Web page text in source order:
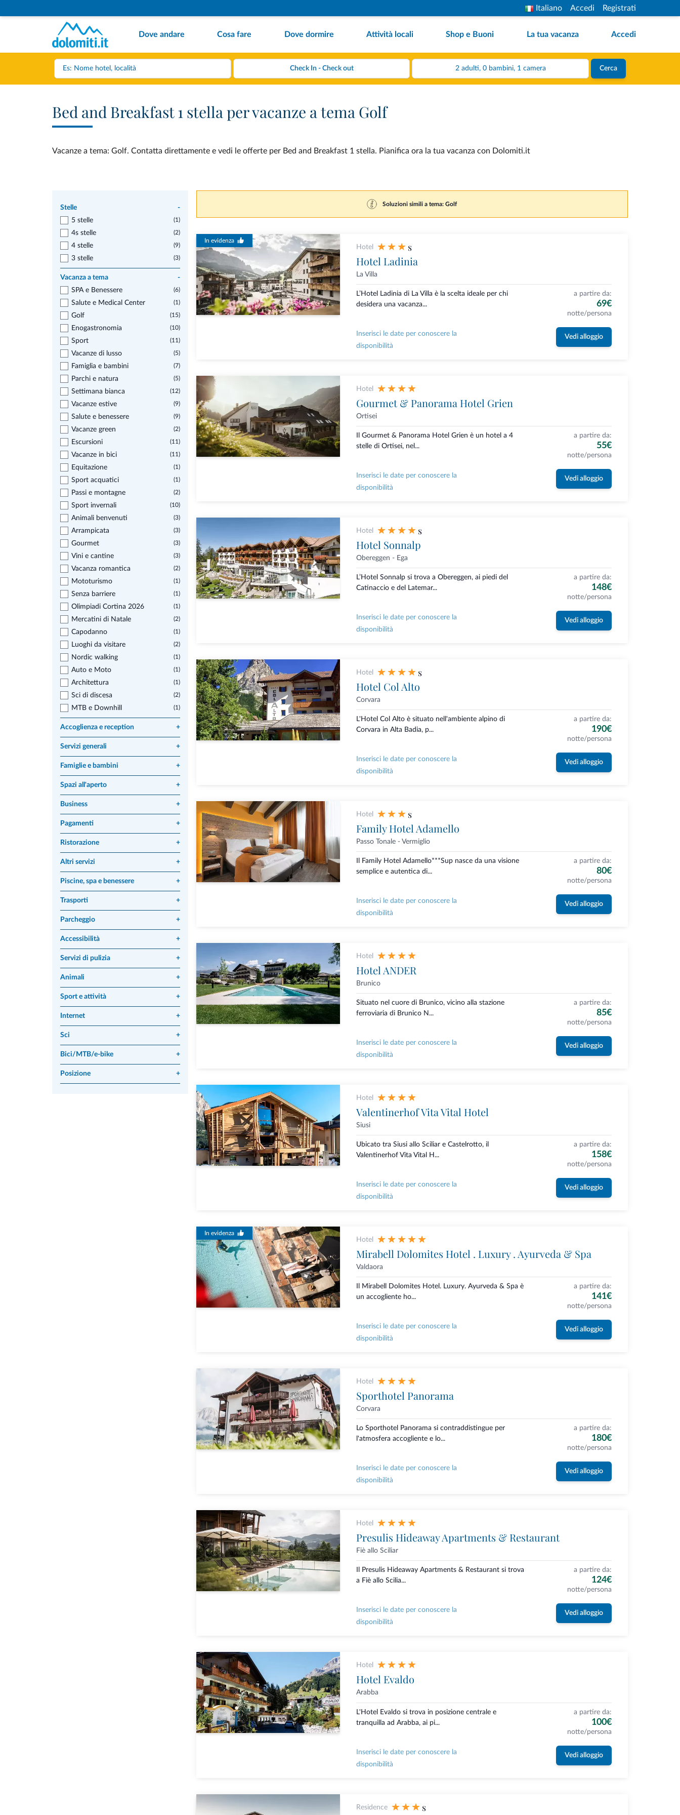
Italiano Accedi Registrati
Dove andare Cosa fare Dove dormire Attività locali Shop e Buoni La tua vacanza Accedi
2 adulti, 0 bambini, 1 camera Cerca
Bed and Breakfast 1 stella per vacanze a tema Golf
Vacanze a tema: Golf. Contatta direttamente e vedi le offerte per Bed and Breakfast 1 stella. Pianifica ora la tua vacanza con Dolomiti.it
Stelle
-
5 stelle
(1)
4s stelle (2)
4 stelle (9)
3 stelle (3)
Vacanza a tema
-
SPA e Benessere
(6)
Salute e Medical Center (1)
Golf (15)
Enogastronomia (10)
Sport (11)
Vacanze di lusso (5)
Famiglia e bambini (7)
Parchi e natura (5)
Settimana bianca (12)
Vacanze estive (9)
Salute e benessere (9)
Vacanze green (2)
Escursioni (11)
Vacanze in bici (11)
Equitazione (1)
Sport acquatici (1)
Passi e montagne (2)
Sport invernali (10)
Animali benvenuti (3)
Arrampicata (3)
Gourmet (3)
Vini e cantine (3)
Vacanza romantica (2)
Mototurismo (1)
Senza barriere (1)
Olimpiadi Cortina 2026 (1)
Mercatini di Natale (2)
Capodanno (1)
Luoghi da visitare (2)
Nordic walking (1)
Auto e Moto (1)
Architettura (1)
Sci di discesa (2)
MTB e Downhill (1)
Accoglienza e reception +
Servizi generali +
Famiglie e bambini +
Spazi all'aperto +
Business +
Pagamenti +
Ristorazione +
Altri servizi +
Piscine, spa e benessere +
Trasporti +
Parcheggio +
Accessibilità +
Servizi di pulizia +
Animali +
Sport e attività +
Internet +
Sci +
Bici/MTB/e-bike +
Posizione +
Soluzioni simili a tema: Golf
In evidenza
Hotel s
Hotel Ladinia
La Villa
L’Hotel Ladinia di La Villa è la scelta ideale per chi
desidera una vacanza...
a partire da:
69€
notte/persona
Inserisci le date per conoscere la
disponibilità
Vedi alloggio
Hotel
Gourmet & Panorama Hotel Grien
Ortisei
Il Gourmet & Panorama Hotel Grien è un hotel a 4
stelle di Ortisei, nel...
a partire da:
55€
notte/persona
Inserisci le date per conoscere la
disponibilità
Vedi alloggio
Hotel s
Hotel Sonnalp
Obereggen - Ega
L’Hotel Sonnalp si trova a Obereggen, ai piedi del
Catinaccio e del Latemar...
a partire da:
148€
notte/persona
Inserisci le date per conoscere la
disponibilità
Vedi alloggio
Hotel s
Hotel Col Alto
Corvara
L'Hotel Col Alto è situato nell'ambiente alpino di
Corvara in Alta Badia, p...
a partire da:
190€
notte/persona
Inserisci le date per conoscere la
disponibilità
Vedi alloggio
Hotel s
Family Hotel Adamello
Passo Tonale - Vermiglio
Il Family Hotel Adamello***Sup nasce da una visione
semplice e autentica di...
a partire da:
80€
notte/persona
Inserisci le date per conoscere la
disponibilità
Vedi alloggio
Hotel
Hotel ANDER
Brunico
Situato nel cuore di Brunico, vicino alla stazione
ferroviaria di Brunico N...
a partire da:
85€
notte/persona
Inserisci le date per conoscere la
disponibilità
Vedi alloggio
Hotel
Valentinerhof Vita Vital Hotel
Siusi
Ubicato tra Siusi allo Sciliar e Castelrotto, il
Valentinerhof Vita Vital H...
a partire da:
158€
notte/persona
Inserisci le date per conoscere la
disponibilità
Vedi alloggio
In evidenza
Hotel
Mirabell Dolomites Hotel . Luxury . Ayurveda & Spa
Valdaora
Il Mirabell Dolomites Hotel. Luxury. Ayurveda & Spa è
un accogliente ho...
a partire da:
141€
notte/persona
Inserisci le date per conoscere la
disponibilità
Vedi alloggio
Hotel
Sporthotel Panorama
Corvara
Lo Sporthotel Panorama si contraddistingue per
l'atmosfera accogliente e lo...
a partire da:
180€
notte/persona
Inserisci le date per conoscere la
disponibilità
Vedi alloggio
Hotel
Presulis Hideaway Apartments & Restaurant
Fiè allo Sciliar
Il Presulis Hideaway Apartments & Restaurant si trova
a Fiè allo Scilia...
a partire da:
124€
notte/persona
Inserisci le date per conoscere la
disponibilità
Vedi alloggio
Hotel
Hotel Evaldo
Arabba
L'Hotel Evaldo si trova in posizione centrale e
tranquilla ad Arabba, ai pi...
a partire da:
100€
notte/persona
Inserisci le date per conoscere la
disponibilità
Vedi alloggio
Residence s